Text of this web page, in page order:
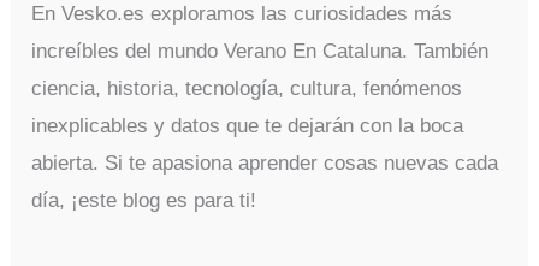
En Vesko.es exploramos las curiosidades más
increíbles del mundo Verano En Cataluna. También
ciencia, historia, tecnología, cultura, fenómenos
inexplicables y datos que te dejarán con la boca
abierta. Si te apasiona aprender cosas nuevas cada
día, ¡este blog es para ti!